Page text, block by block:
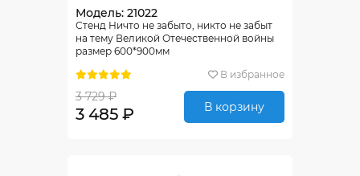
Модель: 21022
Стенд Ничто не забыто, никто не забыт
на тему Великой Отечественной войны
размер 600*900мм
В избранное
3 729 ₽
3 485 ₽ В корзину